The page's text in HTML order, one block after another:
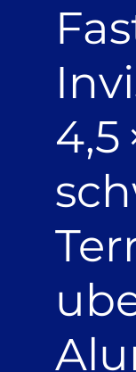
4,5